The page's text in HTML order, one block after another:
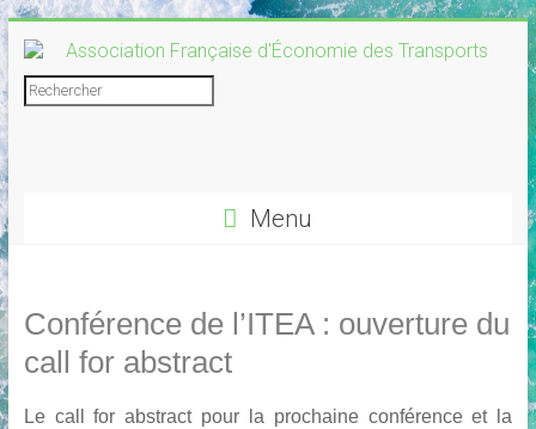
Skip
to
content
Association
Menu
Conférence de l’ITEA : ouverture du
call for abstract
Le call for abstract pour la prochaine conférence et la